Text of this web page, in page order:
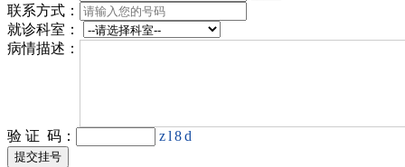
联系方式：
就诊科室：
病情描述：
验 证 码： zl8d